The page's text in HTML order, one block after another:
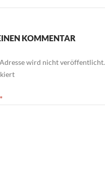
KOMMENTAR
wird nicht veröffentlicht.
*